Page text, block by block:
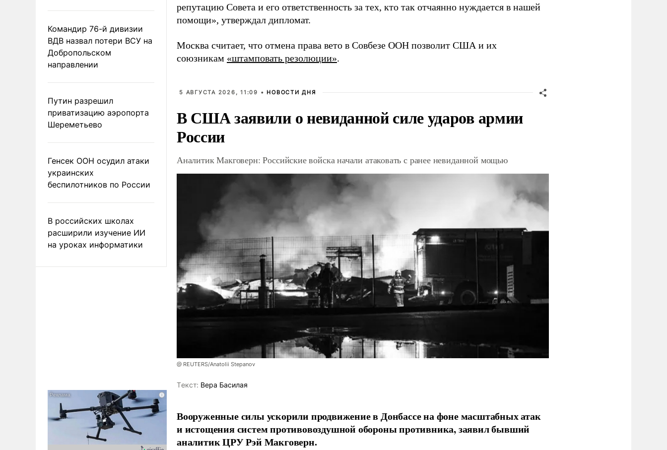
Командир 76-й дивизии
ВДВ назвал потери ВСУ на
Добропольском
направлении
Путин разрешил
приватизацию аэропорта
Шереметьево
Генсек ООН осудил атаки
украинских
беспилотников по России
В российских школах
расширили изучение ИИ
на уроках информатики
репутацию Совета и его ответственность за тех, кто так отчаянно нуждается в нашей
помощи», утверждал дипломат.
Москва считает, что отмена права вето в Совбезе ООН позволит США и их
союзникам «штамповать резолюции».
5 АВГУСТА 2026, 11:09 • НОВОСТИ ДНЯ
В США заявили о невиданной силе ударов армии
России
Аналитик Макговерн: Российские войска начали атаковать с ранее невиданной мощью
@ REUTERS/Anatolii Stepanov
Tекст: Вера Басилая
Вооруженные силы ускорили продвижение в Донбассе на фоне масштабных атак
и истощения систем противовоздушной обороны противника, заявил бывший
аналитик ЦРУ Рэй Макговерн.